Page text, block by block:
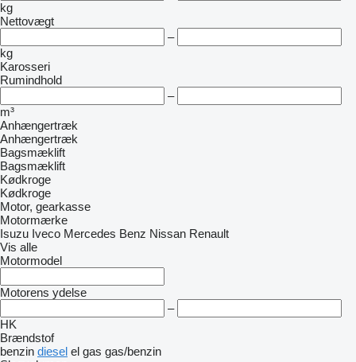
kg
Nettovægt
–
kg
Karosseri
Rumindhold
–
m³
Anhængertræk
Anhængertræk
Bagsmæklift
Bagsmæklift
Kødkroge
Kødkroge
Motor, gearkasse
Motormærke
Isuzu Iveco Mercedes Benz Nissan Renault
Vis alle
Motormodel
Motorens ydelse
–
HK
Brændstof
benzin diesel el gas gas/benzin